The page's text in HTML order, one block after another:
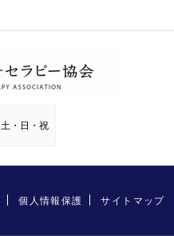
土・日・祝
個人情報保護 サイトマップ